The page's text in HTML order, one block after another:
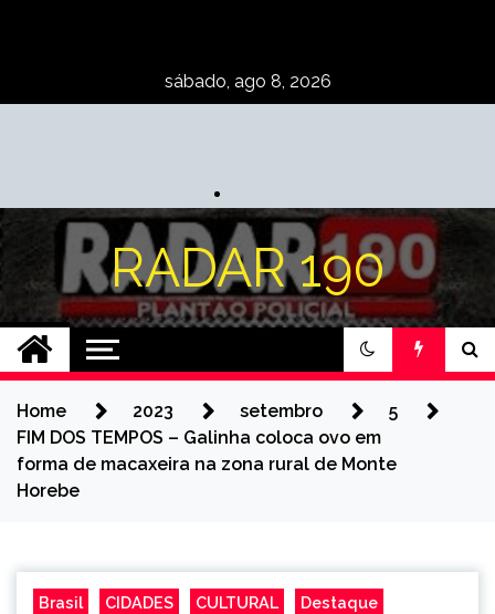
sábado, ago 8, 2026
RADAR 190
Home 2023 setembro
5
FIM DOS TEMPOS – Galinha coloca ovo em
forma de macaxeira na zona rural de Monte
Horebe
Brasil CIDADES CULTURAL
Destaque